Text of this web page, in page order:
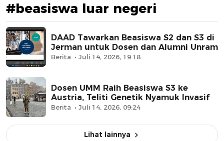
#beasiswa luar negeri
DAAD Tawarkan Beasiswa S2 dan S3 di
Jerman untuk Dosen dan Alumni Unram
Berita Juli 14, 2026, 19:18
Dosen UMM Raih Beasiswa S3 ke
Austria, Teliti Genetik Nyamuk Invasif
Berita Juli 14, 2026, 09:24
Lihat lainnya